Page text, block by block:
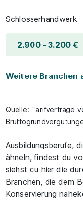
Schlosserhandwerk
2.900 - 3.200 €
Weitere Branchen
Quelle: Tarifverträge
Ausbildungsberufe,
ähneln, findest du
siehst du hier die
Branchen, die dem
Konservierung